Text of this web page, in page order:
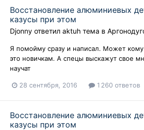
Восстановление алюминиевых
казусы при этом
Djonny ответил aktuh тема в
Я помойму сразу и написал. Может кому
это новичкам. А спецы выскажут свое
научат
28 сентября, 2016 1 260 ответов
Восстановление алюминиевых
казусы при этом